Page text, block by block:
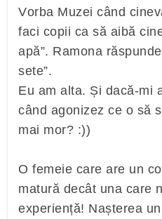
Vorba Muzei când
faci copii ca să aibă
apă”. Ramona
sete”.
Eu am alta. Și dacă-mi
când agonizez ce o să
mai mor? :))
O femeie care are un
matură decât una care
experiență! Nașterea